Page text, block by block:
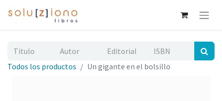
Todos los productos Un gigante en el bolsillo